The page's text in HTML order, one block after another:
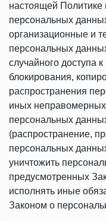
настоящей Политике
персональных
организационные и
персональных
случайного доступа
блокирования,
распространения
иных
персональных
(распространение,
персональных
уничтожить
предусмотренных
исполнять иные
Законом о